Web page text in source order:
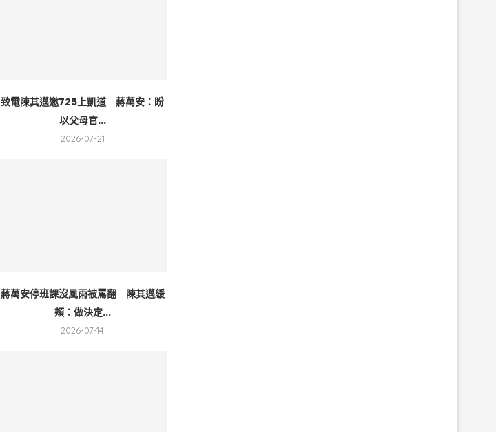
致電陳其邁邀725上凱道 蔣萬安：盼
以父母官...
2026-07-21
蔣萬安停班課沒風雨被罵翻 陳其邁緩
頰：做決定...
2026-07-14